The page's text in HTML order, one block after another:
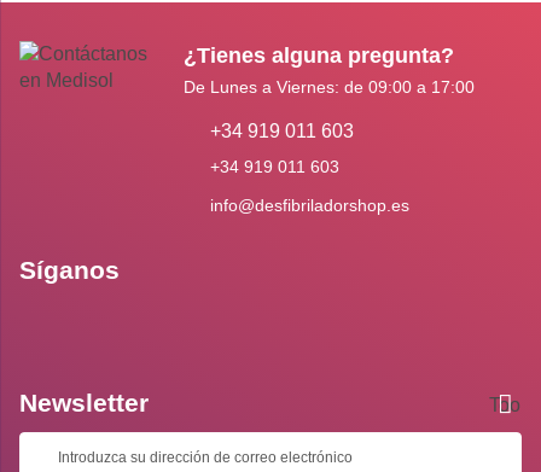
¿Tienes alguna pregunta?
De Lunes a Viernes: de 09:00 a 17:00
+34 919 011 603
+34 919 011 603
info@desfibriladorshop.es
Síganos
Newsletter